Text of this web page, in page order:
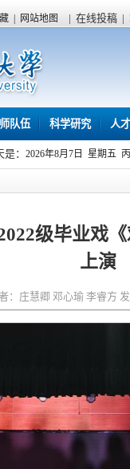
网站地图 | 在线投稿 |
队伍 科学研究 人
： 2026年8月7日 星期五
级毕业戏
上演
：庄慧卿 邓心瑜 李睿方